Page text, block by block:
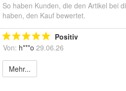
So haben Kunden, die den Artikel bei
haben, den Kauf bewertet.
Positiv
Von: h***o 29.06.26
Mehr...